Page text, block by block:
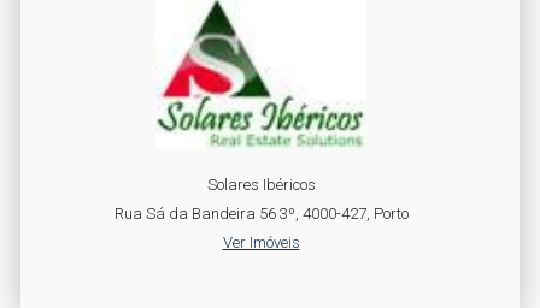
Solares Ibéricos
Rua Sá da Bandeira 56 3º, 4000-427, Porto
Ver Imóveis